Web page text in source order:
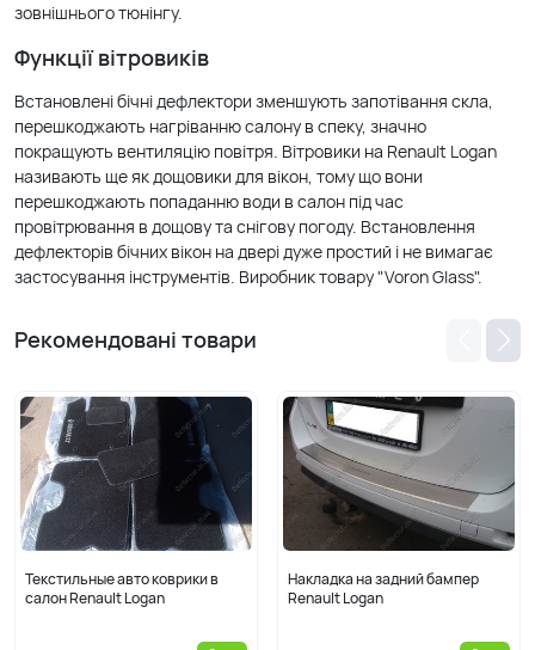
зовнішнього тюнінгу.
Функції вітровиків
Встановлені бічні дефлектори зменшують запотівання скла,
перешкоджають нагріванню салону в спеку, значно
покращують вентиляцію повітря. Вітровики на Renault Logan
називають ще як дощовики для вікон, тому що вони
перешкоджають попаданню води в салон під час
провітрювання в дощову та снігову погоду. Встановлення
дефлекторів бічних вікон на двері дуже простий і не вимагає
застосування інструментів. Виробник товару "Voron Glass".
Рекомендовані товари
Текстильные авто коврики в
салон Renault Logan
Накладка на задний бампер
Renault Logan